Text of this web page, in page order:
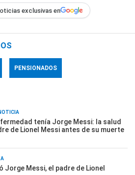
exclusivas en
PENSIONADOS
tenía Jorge Messi: la salud
de Lionel Messi antes de su muerte
Jorge Messi, el padre de Lionel